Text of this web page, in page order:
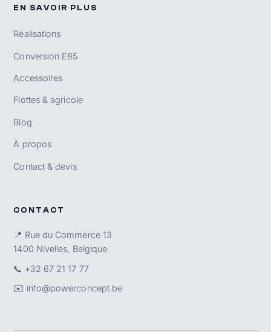
EN SAVOIR PLUS
Réalisations
Conversion E85
Accessoires
Flottes & agricole
Blog
À propos
Contact & devis
CONTACT
📍 Rue du Commerce 13
1400 Nivelles, Belgique
📞 +32 67 21 17 77
✉️ info@powerconcept.be